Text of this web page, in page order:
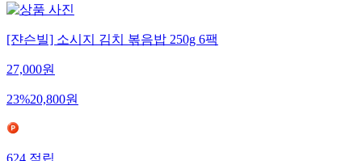
[쟌슨빌] 소시지 김치 볶음밥 250g 6팩
27,000원
23%20,800원